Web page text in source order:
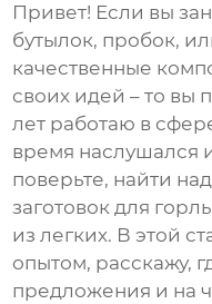
Привет! Если вы
бутылок, пробок,
качественные
своих идей – то вы
лет работаю в
время наслушался
поверьте, найти
заготовок для
из легких. В этой
опытом, расскажу,
предложения и на